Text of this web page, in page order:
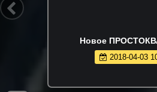
Новое
2018-04-03